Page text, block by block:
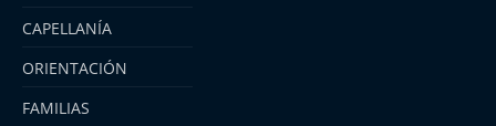
CAPELLANÍA
ORIENTACIÓN
FAMILIAS